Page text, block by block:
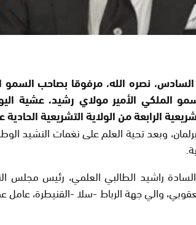
نصره الله، مرفوقا بصاحب السمو
الملكي الأمير مولاي رشيد، عشية
الرابعة من الولاية التشريعية
وبعد تحية العلم على نغمات النشيد
راشيد الطالبي العلمي، رئيس مجلس
والي جهة الرباط -سلا -القنيطرة، عامل